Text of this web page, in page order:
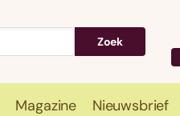
Zoek
Magazine Nieuwsbrief